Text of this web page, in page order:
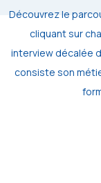
Découvrez le
cliquant sur
interview décalée
consiste son